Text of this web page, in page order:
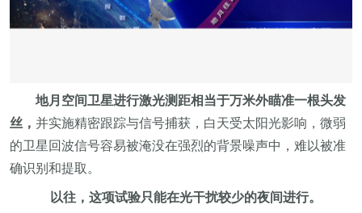
地月空间卫星进行激光测距相当于万米外瞄准一根头发
丝， 并实施精密跟踪与信号捕获，白天受太阳光影响，微弱
的卫星回波信号容易被淹没在强烈的背景噪声中，难以被准
确识别和提取。
以往，这项试验只能在光干扰较少的夜间进行。